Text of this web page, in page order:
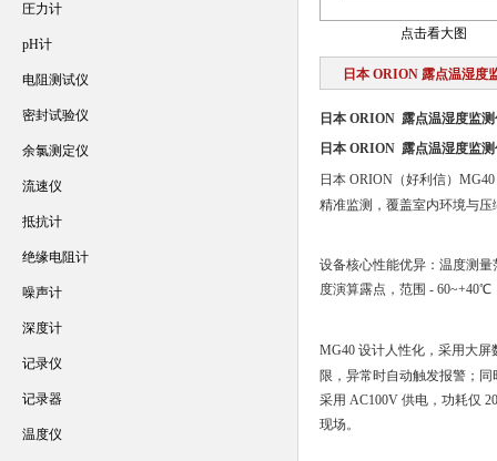
点击看大图
日本 ORION 露点温湿度
日本 ORION 露点温湿度监测
日本 ORION 露点温湿度监测
日本 ORION（好利信）
精准监测，覆盖室内环境与
设备核心性能优异：温度测
度演算露点，范围 -
MG40 设计人性化，采用大
限，异常时自动触发报警；
采用 AC100V 供电，功耗仅
现场。
圧力计
pH计
电阻测试仪
密封试验仪
余氯测定仪
流速仪
抵抗计
绝缘电阻计
噪声计
深度计
记录仪
记录器
温度仪